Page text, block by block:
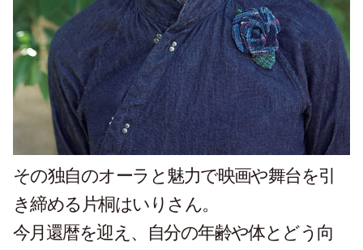
その独自のオーラと魅力で映画や舞台を引
き締める片桐はいりさん。
今月還暦を迎え、自分の年齢や体とどう向